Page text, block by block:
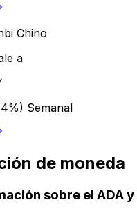
Chino
a
Semanal
de moneda
sobre el ADA y